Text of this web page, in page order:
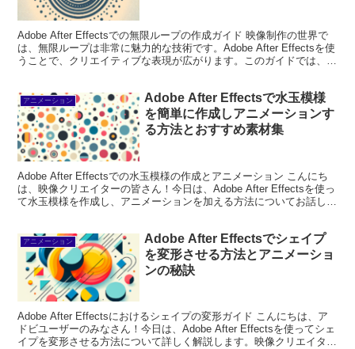
Adobe After Effectsでの無限ループの作成ガイド 映像制作の世界で
は、無限ループは非常に魅力的な技術です。Adobe After Effectsを使
うことで、クリエイティブな表現が広がります。このガイドでは、無
アニメーション
Adobe After Effectsで水玉模様
を簡単に作成しアニメーションす
る方法とおすすめ素材集
Adobe After Effectsでの水玉模様の作成とアニメーション こんにち
は、映像クリエイターの皆さん！今日は、Adobe After Effectsを使っ
て水玉模様を作成し、アニメーションを加える方法についてお話しし
アニメーション
Adobe After Effectsでシェイプ
を変形させる方法とアニメーショ
ンの秘訣
Adobe After Effectsにおけるシェイプの変形ガイド こんにちは、ア
ドビユーザーのみなさん！今日は、Adobe After Effectsを使ってシェ
イプを変形させる方法について詳しく解説します。映像クリエイター